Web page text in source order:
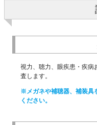
視力、聴力、眼疾患・疾病
査します。
※メガネや補聴器、補装具
ください。